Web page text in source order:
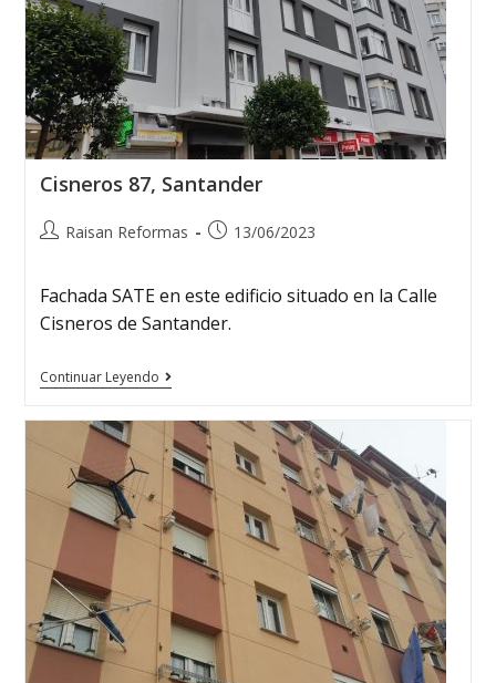
Cisneros 87, Santander
Raisan Reformas 13/06/2023
Fachada SATE en este edificio situado en la Calle
Cisneros de Santander.
Continuar Leyendo